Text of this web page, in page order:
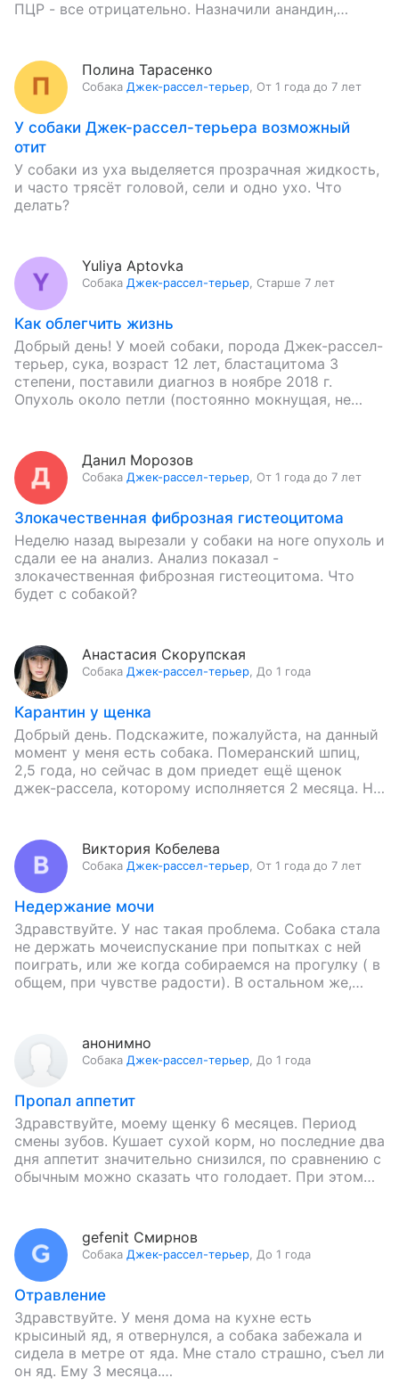
ПЦР - все отрицательно. Назначили анандин,…
Полина Тарасенко
Собака Джек-рассел-терьер От 1 года до 7 лет
У собаки Джек-рассел-терьера возможный
отит
У собаки из уха выделяется прозрачная жидкость,
и часто трясёт головой, сели и одно ухо. Что
делать?
Yuliya Aptovka
Собака Джек-рассел-терьер Старше 7 лет
Как облегчить жизнь
Добрый день! У моей собаки, порода Джек-рассел-
терьер, сука, возраст 12 лет, бластацитома 3
степени, поставили диагноз в ноябре 2018 г.
Опухоль около петли (постоянно мокнущая, не
Данил Морозов
Собака Джек-рассел-терьер От 1 года до 7 лет
Злокачественная фиброзная гистеоцитома
Неделю назад вырезали у собаки на ноге опухоль и
сдали ее на анализ. Анализ показал -
злокачественная фиброзная гистеоцитома. Что
будет с собакой?
Анастасия Скорупская
Собака Джек-рассел-терьер До 1 года
Карантин у щенка
Добрый день. Подскажите, пожалуйста, на данный
момент у меня есть собака. Померанский шпиц,
2,5 года, но сейчас в дом приедет ещё щенок
джек-рассела, которому исполняется 2 месяца. На
Виктория Кобелева
Собака Джек-рассел-терьер От 1 года до 7 лет
Недержание мочи
Здравствуйте. У нас такая проблема. Собака стала
не держать мочеиспускание при попытках с ней
поиграть, или же когда собираемся на прогулку ( в
общем, при чувстве радости). В остальном же,…
анонимно
Собака Джек-рассел-терьер До 1 года
Пропал аппетит
Здравствуйте, моему щенку 6 месяцев. Период
смены зубов. Кушает сухой корм, но последние два
дня аппетит значительно снизился, по сравнению с
обычным можно сказать что голодает. При этом
gefenit Смирнов
Собака Джек-рассел-терьер До 1 года
Отравление
Здравствуйте. У меня дома на кухне есть
крысиный яд, я отвернулся, а собака забежала и
сидела в метре от яда. Мне стало страшно, съел ли
он яд. Ему 3 месяца.…